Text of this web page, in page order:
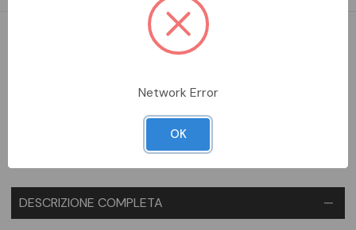
Aggiungi alla comparazione
DESCRIZIONE COMPLETA
Network Error
OK